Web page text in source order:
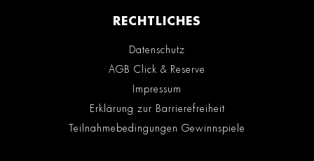
RECHTLICHES
Datenschutz
AGB Click & Reserve
Impressum
Erklärung zur Barrierefreiheit
Teilnahmebedingungen Gewinnspiele